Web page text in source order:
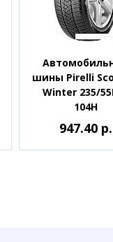
шины Pirelli
Winter 235/
104H
947.40 р.